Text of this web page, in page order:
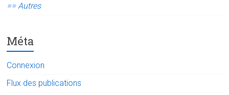
== Autres
Méta
Connexion
Flux des publications